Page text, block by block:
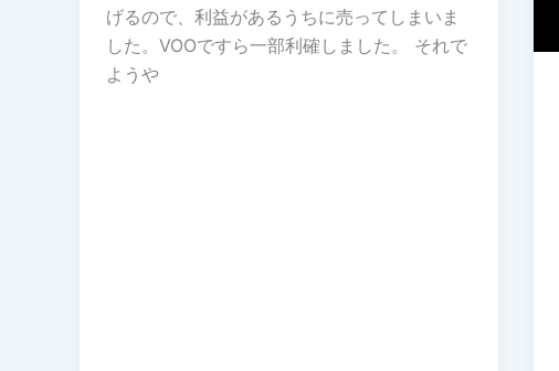
げるので、利益があるうちに売ってしまいま
した。VOOですら一部利確しました。 それで
ようや